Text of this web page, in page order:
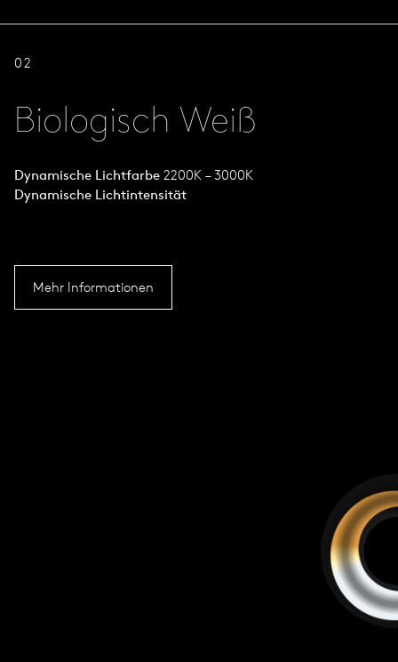
02
Biologisch Weiß
Dynamische Lichtfarbe 2200K – 3000K
Dynamische Lichtintensität
Mehr Informationen